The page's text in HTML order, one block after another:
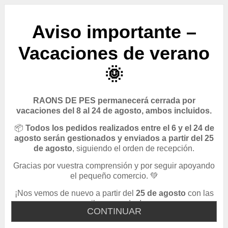
CONTINUAR
Aviso importante –
Vacaciones de verano
🌞
RAONS DE PES permanecerá cerrada por
vacaciones del 8 al 24 de agosto, ambos incluidos.
📦 Todos los pedidos realizados entre el 6 y el 24 de
agosto serán gestionados y enviados a partir del 25
de agosto, siguiendo el orden de recepción.
Gracias por vuestra comprensión y por seguir apoyando
el pequeño comercio. 💚
¡Nos vemos de nuevo a partir del 25 de agosto con las
pilas cargadas!